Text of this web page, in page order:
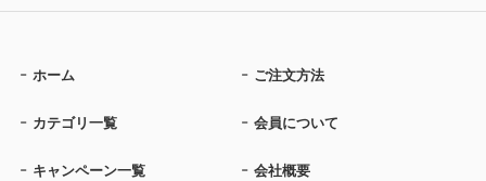
ホーム ご注文方法
カテゴリ一覧 会員について
キャンペーン一覧 会社概要